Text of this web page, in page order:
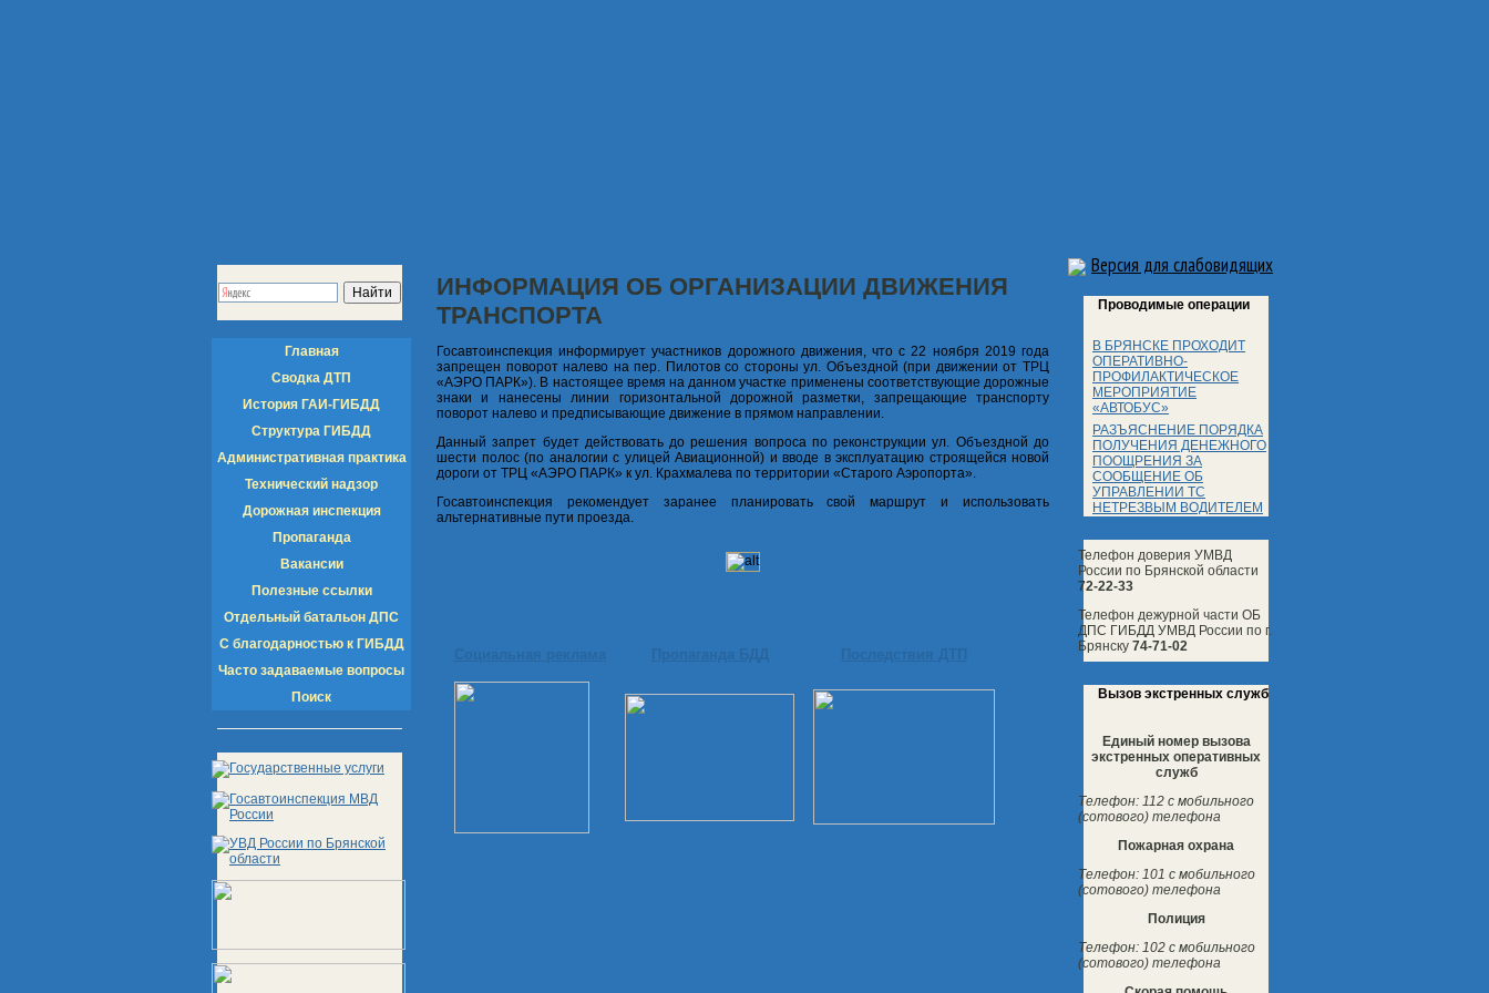
Версия для слабовидящих
Главная
Сводка ДТП
История ГАИ-ГИБДД
Структура ГИБДД
Административная практика
Технический надзор
Дорожная инспекция
Пропаганда
Вакансии
Полезные ссылки
Отдельный батальон ДПС
С благодарностью к ГИБДД
Часто задаваемые вопросы
Поиск
ИНФОРМАЦИЯ ОБ ОРГАНИЗАЦИИ ДВИЖЕНИЯ
ТРАНСПОРТА
Госавтоинспекция информирует участников дорожного движения, что с 22 ноября 2019 года
запрещен поворот налево на пер. Пилотов со стороны ул. Объездной (при движении от ТРЦ
«АЭРО ПАРК»). В настоящее время на данном участке применены соответствующие дорожные
знаки и нанесены линии горизонтальной дорожной разметки, запрещающие транспорту
поворот налево и предписывающие движение в прямом направлении.
Данный запрет будет действовать до решения вопроса по реконструкции ул. Объездной до
шести полос (по аналогии с улицей Авиационной) и вводе в эксплуатацию строящейся новой
дороги от ТРЦ «АЭРО ПАРК» к ул. Крахмалева по территории «Старого Аэропорта».
Госавтоинспекция рекомендует заранее планировать свой маршрут и использовать
альтернативные пути проезда.
Проводимые операции
В БРЯНСКЕ ПРОХОДИТ
ОПЕРАТИВНО-
ПРОФИЛАКТИЧЕСКОЕ
МЕРОПРИЯТИЕ
«АВТОБУС»
РАЗЪЯСНЕНИЕ ПОРЯДКА
ПОЛУЧЕНИЯ ДЕНЕЖНОГО
ПООЩРЕНИЯ ЗА
СООБЩЕНИЕ ОБ
УПРАВЛЕНИИ ТС
НЕТРЕЗВЫМ ВОДИТЕЛЕМ
Телефон доверия УМВД
России по Брянской области
72-22-33
Телефон дежурной части ОБ
ДПС ГИБДД УМВД России по г.
Брянску 74-71-02
Вызов экстренных служб
Единый номер вызова
экстренных оперативных
служб
Телефон: 112 с мобильного
(сотового) телефона
Пожарная охрана
Телефон: 101 с мобильного
(сотового) телефона
Полиция
Телефон: 102 с мобильного
(сотового) телефона